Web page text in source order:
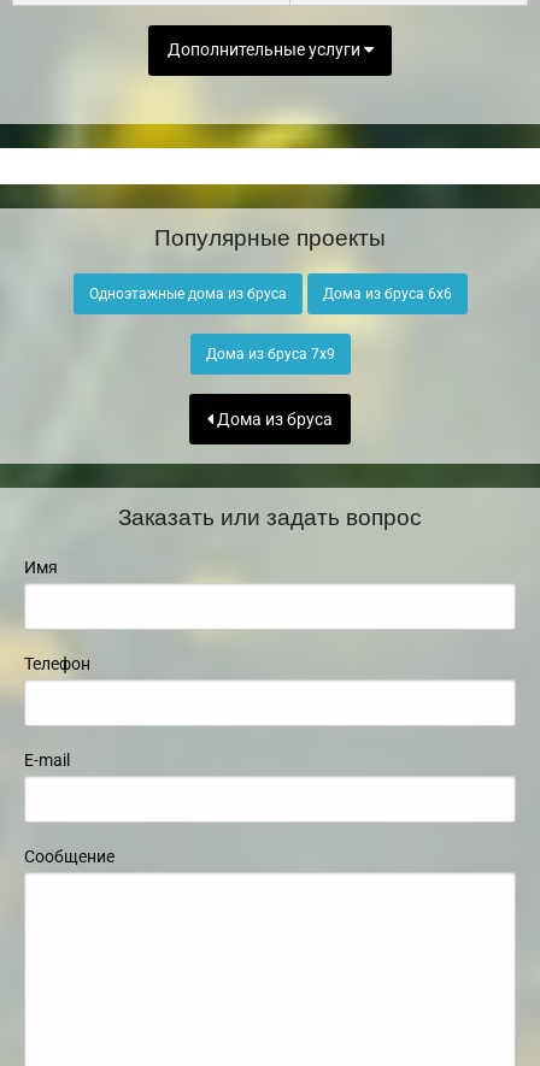
Дополнительные услуги
Популярные проекты
Одноэтажные дома из бруса Дома из бруса 6х6
Дома из бруса 7х9
Дома из бруса
Заказать или задать вопрос
Имя
Телефон
E-mail
Сообщение